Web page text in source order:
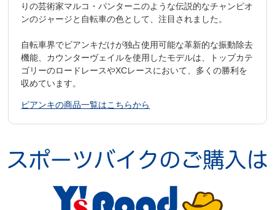
りの芸術家マルコ・パンターニのような伝説的なチャンピオ
ンのジャージと自転車の色として、注目されました。
自転車界でビアンキだけが独占使用可能な革新的な振動除去
機能、カウンターヴェイルを使用したモデルは、トップカテ
ゴリーのロードレースやXCレースにおいて、多くの勝利を
収めています。
ビアンキの商品一覧はこちらから